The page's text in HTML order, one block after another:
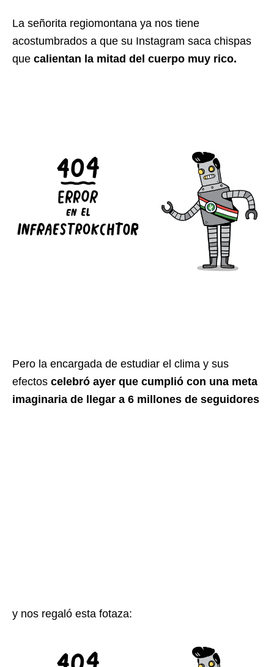
La señorita regiomontana ya nos tiene
acostumbrados a que su Instagram saca chispas
que calientan la mitad del cuerpo muy rico.
Pero la encargada de estudiar el clima y sus
efectos celebró ayer que cumplió con una meta
imaginaria de llegar a 6 millones de seguidores
y nos regaló esta fotaza: